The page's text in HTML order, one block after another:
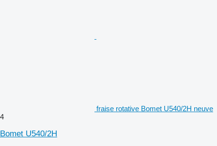
fraise rotative Bomet U540/2H neuve
4
Bomet U540/2H